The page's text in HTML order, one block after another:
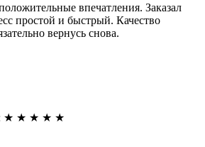
впечатления. Заказал
простой и быстрый. Качество
вернусь снова.
★ ★ ★ ★ ★